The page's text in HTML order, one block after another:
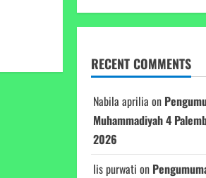
RECENT COMMENTS
Nabila aprilia on
Muhammadiyah 4
2026
Iis purwati on